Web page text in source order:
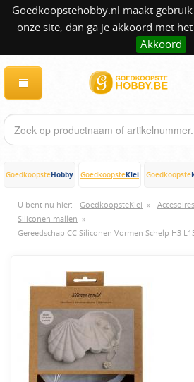
Goedkoopstehobby.nl maakt
onze site, dan ga je akkoord met
Akkoord
GoedkoopsteHobby GoedkoopsteKlei Goedkoopste
U bent nu hier: GoedkoopsteKlei » Accesoires
Siliconen mallen »
Gereedschap CC Siliconen Vormen Schelp H3